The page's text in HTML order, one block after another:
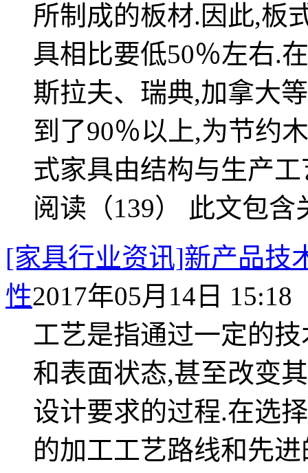
所制成的板材.因此,板
具相比要低50％左右.
斯拉夫、瑞典,加拿大
到了90％以上,为节约
式家具由结构与生产
阅读（139） 此文包含
[家具行业资讯]新产品技
性2017年05月14日 15:18
工艺是指通过一定的
和表面状态,甚至改变
设计要求的过程.在选
的加工工艺路线和先